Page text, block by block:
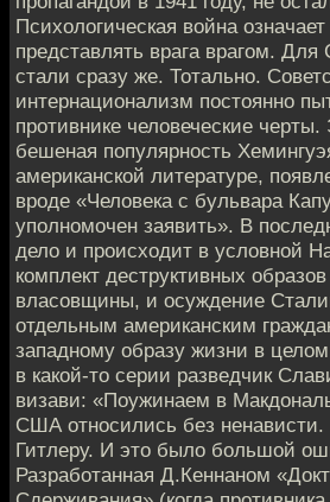
Психологическая война
представлять врага врагом.
стали сразу же. Тотально.
интернационализм постоянно
противнике человеческие
бешеная популярность
американской литературе,
вроде «Человека с бульвара
уполномочен заявить». В
дело и происходит в условной
комплект деструктивных
власовщины, и осуждение
отдельным американским
западному образу жизни в
в какой-то серии разведчик
визави: «Поужинаем в
США относились без ненависти.
Гитлеру. И это было большой
Разработанная Д.Кеннаном